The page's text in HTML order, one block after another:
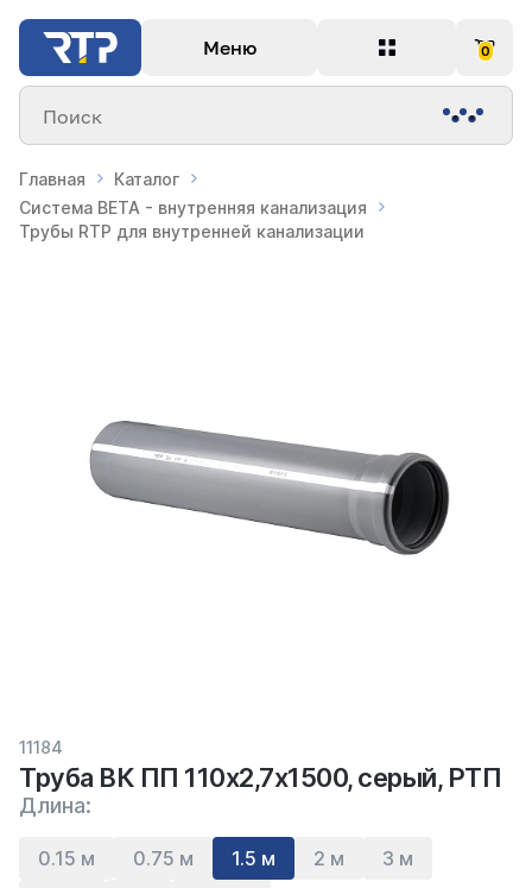
Меню 0
Поиск
Главная
Каталог
Система BETA - внутренняя канализация
Трубы RTP для внутренней канализации
11184
Труба ВК ПП 110х2,7х1500, серый, РТП
Длина:
0.15 м 0.75 м 1.5 м 2 м
3 м